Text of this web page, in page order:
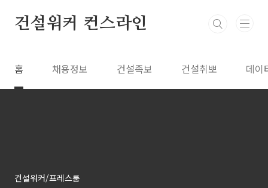
건설워커 컨스라인
홈 채용정보 건설족보 건설취뽀 데이
건설워커/프레스룸